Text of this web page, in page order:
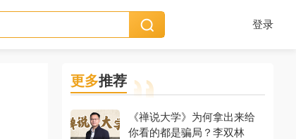
登录
更多推荐
《禅说大学》为何拿出来给
你看的都是骗局？李双林